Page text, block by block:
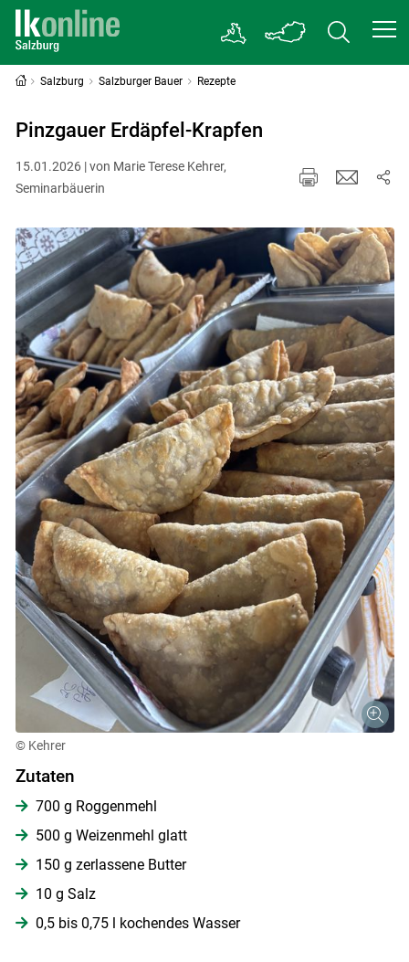
Skip to main content
Salzburg Salzburger Bauer Rezepte
Pinzgauer Erdäpfel-Krapfen
15.01.2026 | von Marie Terese Kehrer,
Seminarbäuerin
© Kehrer
Zutaten
700 g Roggenmehl
500 g Weizenmehl glatt
150 g zerlassene Butter
10 g Salz
0,5 bis 0,75 l kochendes Wasser